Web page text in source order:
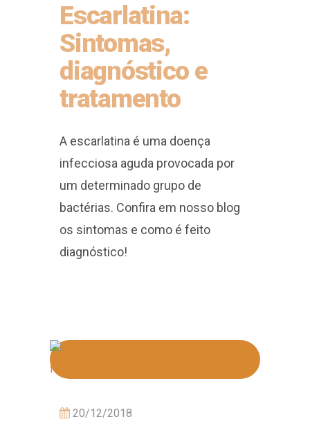
Escarlatina:
Sintomas,
diagnóstico e
tratamento
A escarlatina é uma doença
infecciosa aguda provocada por
um determinado grupo de
bactérias. Confira em nosso blog
os sintomas e como é feito
diagnóstico!
20/12/2018